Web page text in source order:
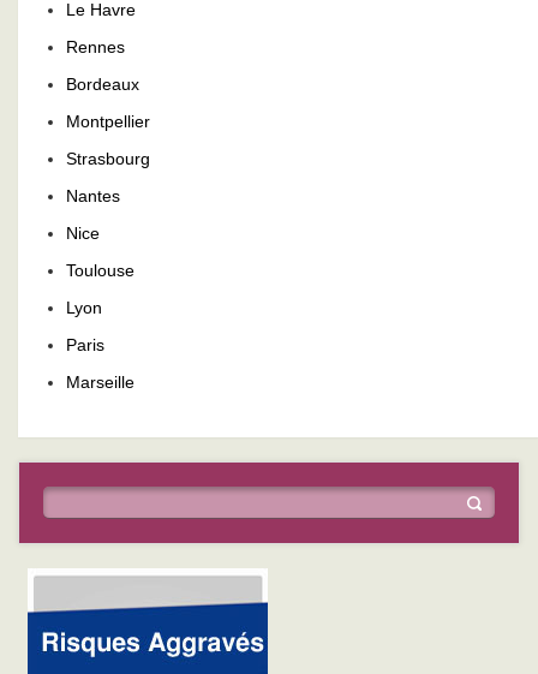
Le Havre
Rennes
Bordeaux
Montpellier
Strasbourg
Nantes
Nice
Toulouse
Lyon
Paris
Marseille